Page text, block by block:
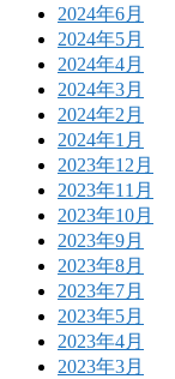
2024年6月
2024年5月
2024年4月
2024年3月
2024年2月
2024年1月
2023年12月
2023年11月
2023年10月
2023年9月
2023年8月
2023年7月
2023年5月
2023年4月
2023年3月